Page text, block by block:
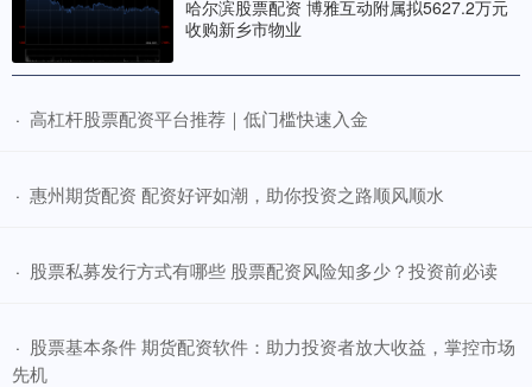
哈尔滨股票配资 博雅互动附属拟5627.2万元
收购新乡市物业
· ​高杠杆股票配资平台推荐｜低门槛快速入金
· ​惠州期货配资 配资好评如潮，助你投资之路顺风顺水
· ​股票私募发行方式有哪些 股票配资风险知多少？投资前必读
· ​股票基本条件 期货配资软件：助力投资者放大收益，掌控市场
先机